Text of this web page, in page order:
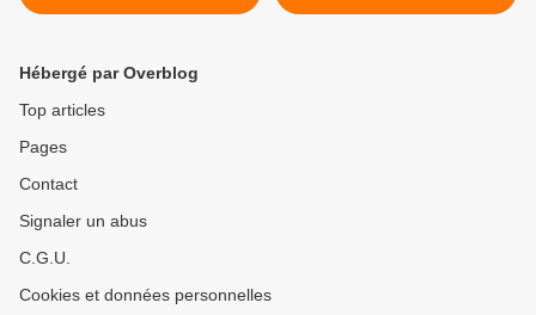
Position Castel Fizel sur
sur carte >
Hébergé par Overblog
Top articles
Pages
Contact
Signaler un abus
C.G.U.
Cookies et données personnelles